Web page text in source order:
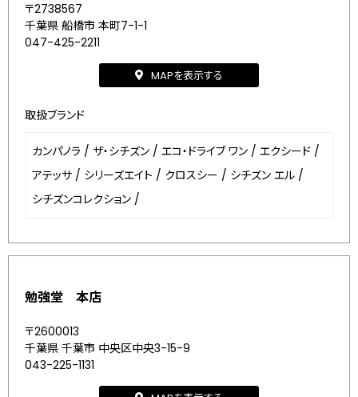
〒2738567
千葉県 船橋市 本町7-1-1
047-425-2211
MAPを表示する
取扱ブランド
カンパノラ / ザ・シチズン / エコ・ドライブ ワン / エクシード /
アテッサ / シリーズエイト / クロスシー / シチズン エル /
シチズンコレクション /
勉強堂 本店
〒2600013
千葉県 千葉市 中央区中央3-15-9
043-225-1131